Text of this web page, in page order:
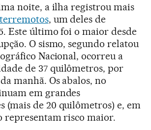
noite, a ilha registrou mais
terremotos, um deles de
Este último foi o maior desde
O sismo, segundo relatou
Nacional, ocorreu a
de 37 quilômetros, por
manhã. Os abalos, no
em grandes
(mais de 20 quilômetros) e, em
risco maior.